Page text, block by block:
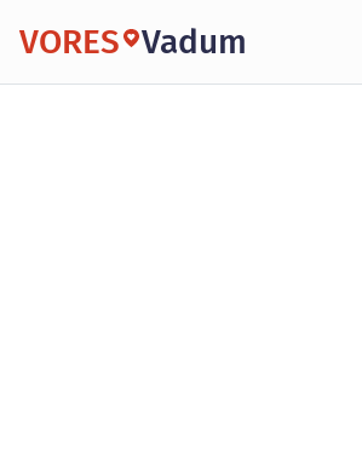
VORES Vadum